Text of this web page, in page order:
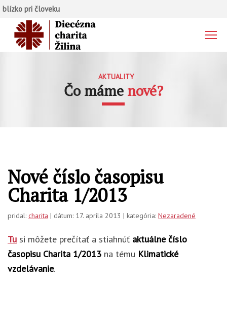
blízko pri človeku
AKTUALITY
Čo máme nové?
Nové číslo časopisu
Charita 1/2013
pridal: charita | dátum: 17. apríla 2013 | kategória: Nezaradené
Tu si môžete prečítať a stiahnúť aktuálne číslo
časopisu Charita 1/2013 na tému Klimatické
vzdelávanie.